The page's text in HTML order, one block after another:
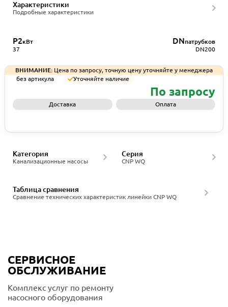
Характеристики
Подробные характеристики
P2кВт
37
DNпатрубков
DN200
ВНИМАНИЕ: Цена по запросу, точную цену уточняйте у менеджера
без артикула
Уточняйте наличие
По запросу
Доставка Оплата
Канализационные насосы
Категория
CNP WQ
Серия
Сравнение технических характеристик линейки CNP WQ
Таблица сравнения
СЕРВИСНОЕ
ОБСЛУЖИВАНИЕ
Комплекс услуг по ремонту
насосного оборудования